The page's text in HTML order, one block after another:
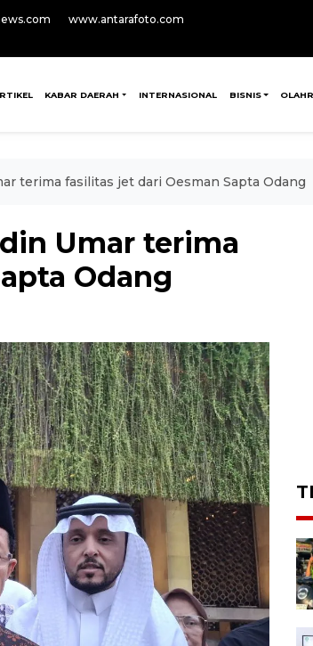
www.antarafoto.com
KABAR DAERAH INTERNASIONAL BISNIS
terima fasilitas jet dari Oesman Sapta Odang
Umar terima
Odang